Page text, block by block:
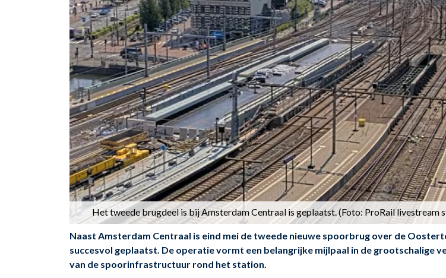
Het tweede brugdeel is bij Amsterdam Centraal is geplaatst. (Foto: ProRail livestream
Naast Amsterdam Centraal is eind mei de tweede nieuwe spoorbrug over de
succesvol geplaatst. De operatie vormt een belangrijke mijlpaal in de grootschalige
van de spoorinfrastructuur rond het station.